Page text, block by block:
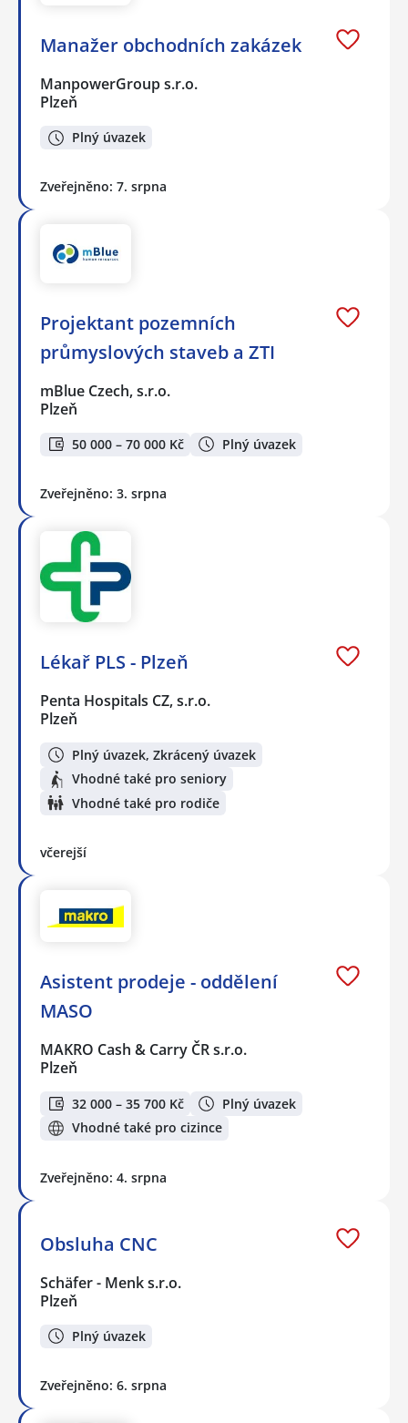
Manažer obchodních zakázek
ManpowerGroup s.r.o.
Plzeň
Plný úvazek
Zveřejněno: 7. srpna
Projektant pozemních
průmyslových staveb a ZTI
mBlue Czech, s.r.o.
Plzeň
50 000 – 70 000 Kč Plný úvazek
Zveřejněno: 3. srpna
Lékař PLS - Plzeň
Penta Hospitals CZ, s.r.o.
Plzeň
Plný úvazek, Zkrácený úvazek
Vhodné také pro seniory
Vhodné také pro rodiče
včerejší
Asistent prodeje - oddělení
MASO
MAKRO Cash & Carry ČR s.r.o.
Plzeň
32 000 – 35 700 Kč
Plný úvazek
Vhodné také pro cizince
Zveřejněno: 4. srpna
Obsluha CNC
Schäfer - Menk s.r.o.
Plzeň
Plný úvazek
Zveřejněno: 6. srpna